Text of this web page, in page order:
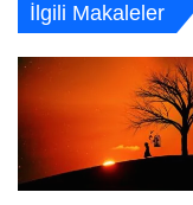
İlgili Makaleler